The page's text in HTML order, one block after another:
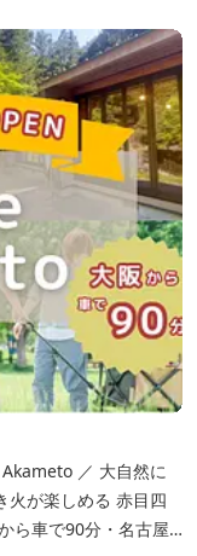
／ 大自然に
火が楽しめる 赤目四